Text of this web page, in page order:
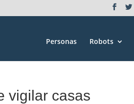
Personas Robots
vigilar casas